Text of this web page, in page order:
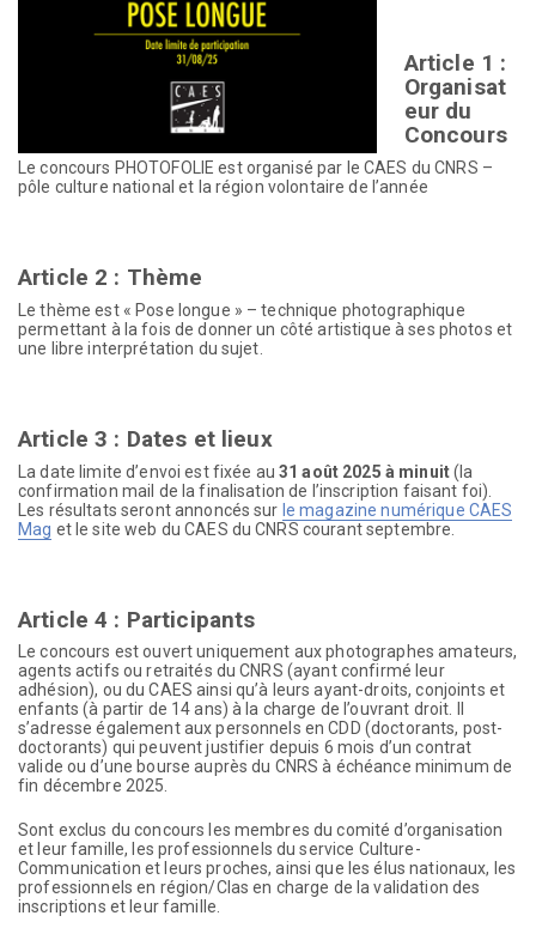
Article 1 :
Organisat
eur du
Concours
Le concours PHOTOFOLIE est organisé par le CAES du CNRS –
pôle culture national et la région volontaire de l’année
Article 2 : Thème
Le thème est « Pose longue » – technique photographique
permettant à la fois de donner un côté artistique à ses photos et
une libre interprétation du sujet.
Article 3 : Dates et lieux
La date limite d’envoi est fixée au31 août 2025 à minuit(la
confirmation mail de la finalisation de l’inscription faisant foi).
Les résultats seront annoncés sur le magazine numérique CAES
Mag et le site web du CAES du CNRS courant septembre.
Article 4 : Participants
Le concours est ouvert uniquement aux photographes amateurs,
agents actifs ou retraités du CNRS (ayant confirmé leur
adhésion), ou du CAES ainsi qu’à leurs ayant-droits, conjoints et
enfants (à partir de 14 ans) à la charge de l’ouvrant droit. Il
s’adresse également aux personnels en CDD (doctorants, post-
doctorants) qui peuvent justifier depuis 6 mois d’un contrat
valide ou d’une bourse auprès du CNRS à échéance minimum de
fin décembre 2025.
Sont exclus du concours les membres du comité d’organisation
et leur famille, les professionnels du service Culture-
Communication et leurs proches, ainsi que les élus nationaux, les
professionnels en région/Clas en charge de la validation des
inscriptions et leur famille.